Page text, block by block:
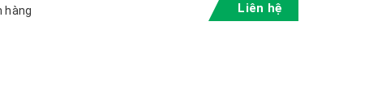
hàng Liên hệ